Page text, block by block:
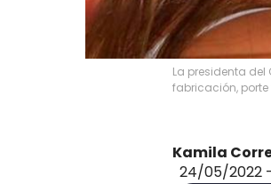
La presidenta
fabricación, porte
Kamila
24/05/2022 -